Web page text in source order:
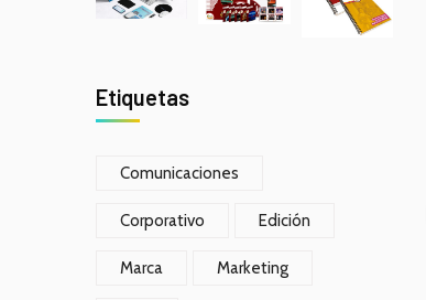
Etiquetas
Comunicaciones
Corporativo Edición
Marca Marketing